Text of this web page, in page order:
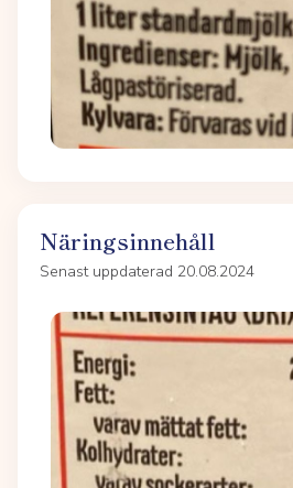
Näringsinnehåll
Senast uppdaterad 20.08.2024